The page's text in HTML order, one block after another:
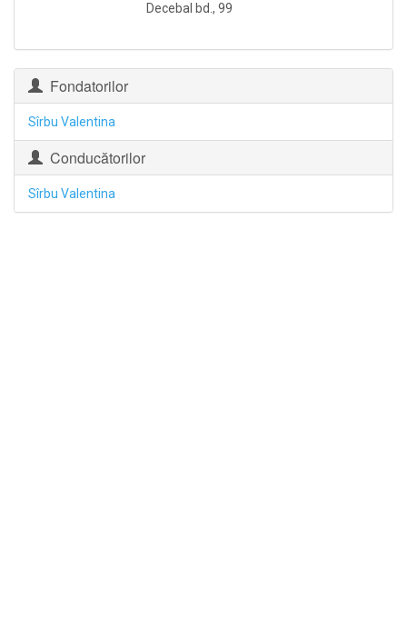
Decebal bd., 99
Fondatorilor
Sîrbu Valentina
Conducătorilor
Sîrbu Valentina